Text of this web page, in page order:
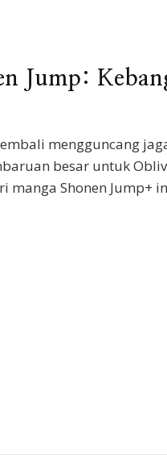
Jump:
mengguncang
besar untuk
manga Shonen Jump+